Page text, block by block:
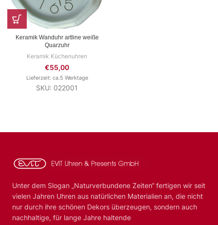
Keramik Wanduhr artline weiße
Quarzuhr
Keramik Küchenuhren
€55,00
Lieferzeit: ca.5 Werktage
SKU: 022001
Unter dem Slogan „Naturverbundene Zeiten“ fertigen wir seit
vielen Jahren Uhren aus natürlichen Materialien an, die nicht
nur durch ihre schönen Dekors überzeugen, sondern auch
nachhaltige, für lange Jahre haltende